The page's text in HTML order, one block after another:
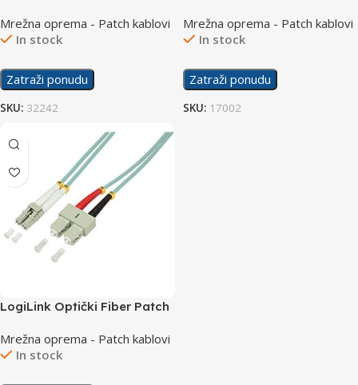
Mrežna oprema - Patch kablovi
In stock
Zatraži ponudu
SKU: 32242
Mrežna oprema - Patch kablovi
In stock
Zatraži ponudu
SKU: 17002
LogiLink Optički Fiber Patch
FP3LS00
Mrežna oprema - Patch kablovi
In stock